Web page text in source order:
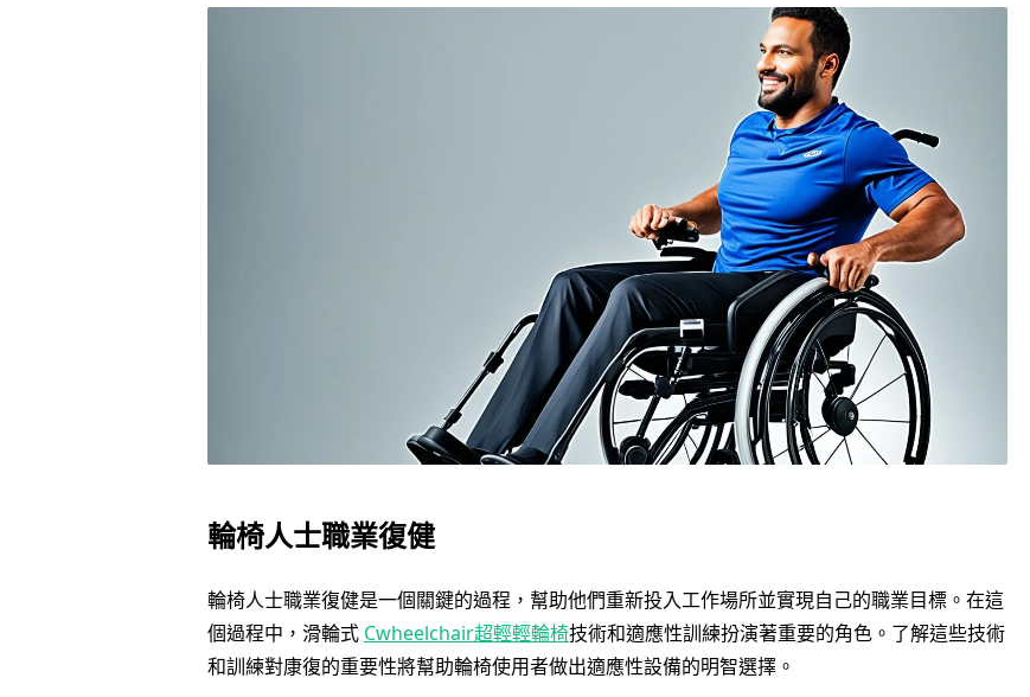
輪椅人士職業復健
輪椅人士職業復健是一個關鍵的過程，幫助他們重新投入工作場所並實現自己的職業目標。在這
個過程中，滑輪式 Cwheelchair超輕輕輪椅技術和適應性訓練扮演著重要的角色。了解這些技術
和訓練對康復的重要性將幫助輪椅使用者做出適應性設備的明智選擇。